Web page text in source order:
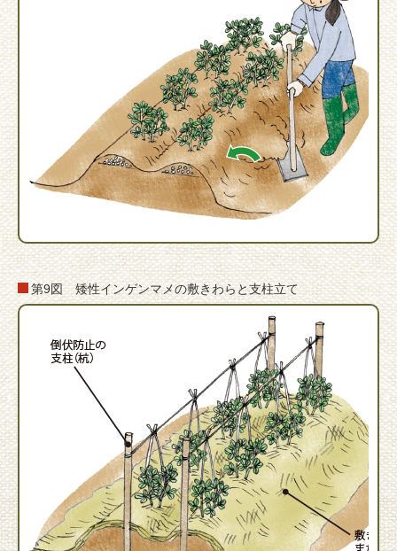
第9図 矮性インゲンマメの敷きわらと支柱立て